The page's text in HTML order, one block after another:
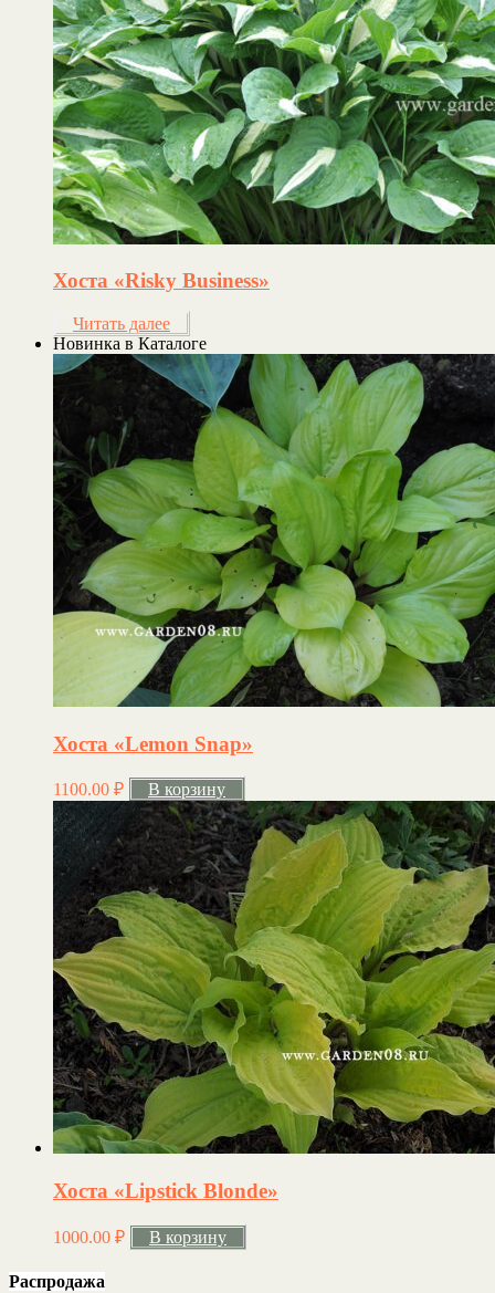
Хоста «Risky Business»
Читать далее
Новинка в Каталоге
Хоста «Lemon Snap»
1100.00 ₽ В корзину
Хоста «Lipstick Blonde»
1000.00 ₽ В корзину
Распродажа